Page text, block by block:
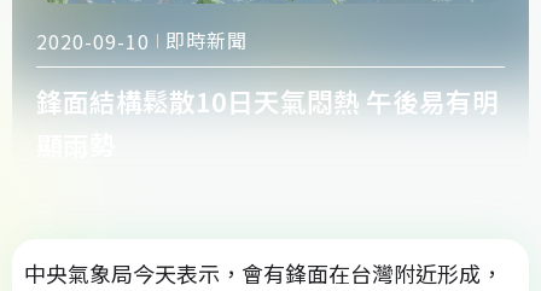
2020-09-10 即時新聞
鋒面結構鬆散10日天氣悶熱 午後易有明
中央氣象局今天表示，會有鋒面在台灣附近形成，